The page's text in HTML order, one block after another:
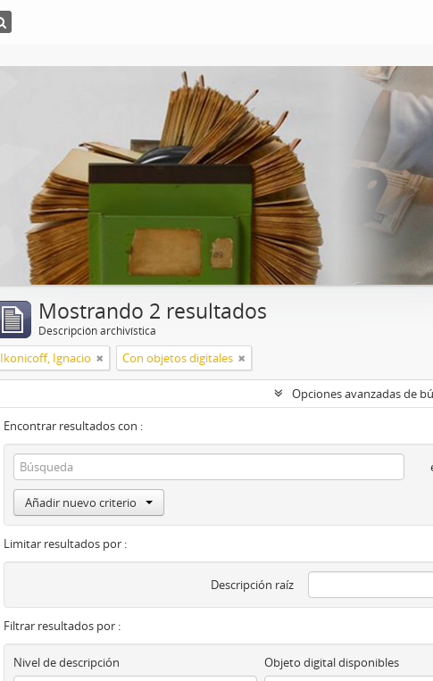
Mostrando 2 resultados
Descripción archivística
Ikonicoff, Ignacio Con objetos digitales
Opciones avanzadas de
Encontrar resultados con :
Añadir nuevo criterio
Limitar resultados por :
Descripción raíz
Filtrar resultados por :
Nivel de descripción Objeto digital disponibles